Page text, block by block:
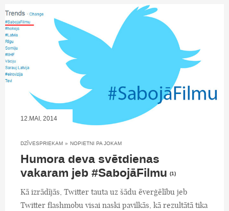
12.MAI, 2014
DZĪVESPRIEKAM » NOPIETNI PA JOKAM
Humora deva svētdienas
vakaram jeb #SabojāFilmu (1)
Kā izrādījās, Twitter tauta uz šādu ēverģēlību jeb
Twitter flashmobu visai naski pavilkās, kā rezultātā tika